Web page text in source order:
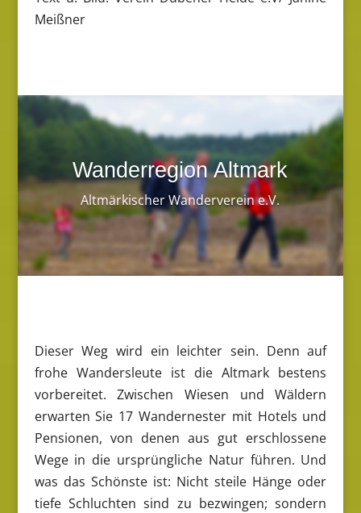
Meißner
Wanderregion Altmark
Altmärkischer Wanderverein e.V.
Dieser Weg wird ein leichter sein. Denn auf
frohe Wandersleute ist die Altmark bestens
vorbereitet. Zwischen Wiesen und Wäldern
erwarten Sie 17 Wandernester mit Hotels und
Pensionen, von denen aus gut erschlossene
Wege in die ursprüngliche Natur führen. Und
was das Schönste ist: Nicht steile Hänge oder
tiefe Schluchten sind zu bezwingen; sondern